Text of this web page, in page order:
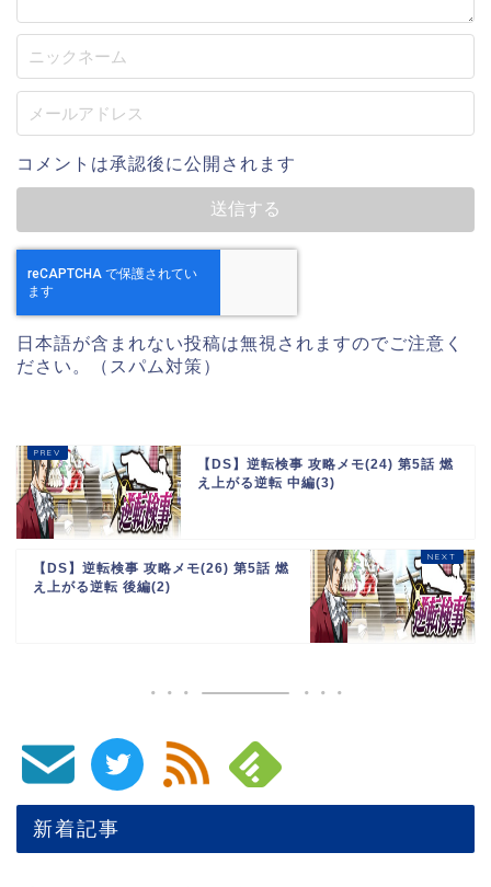
コメントは承認後に公開されます
日本語が含まれない投稿は無視されますのでご注意く
ださい。（スパム対策）
【DS】逆転検事 攻略メモ(24) 第5話 燃
え上がる逆転 中編(3)
【DS】逆転検事 攻略メモ(26) 第5話 燃
え上がる逆転 後編(2)
新着記事